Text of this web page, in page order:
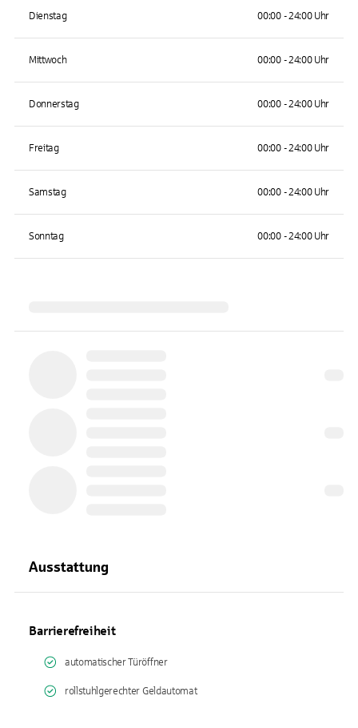
Dienstag 00:00 - 24:00 Uhr
Mittwoch 00:00 - 24:00 Uhr
Donnerstag 00:00 - 24:00 Uhr
Freitag 00:00 - 24:00 Uhr
Samstag 00:00 - 24:00 Uhr
Sonntag 00:00 - 24:00 Uhr
Ausstattung
Barrierefreiheit
automatischer Türöffner
rollstuhlgerechter Geldautomat